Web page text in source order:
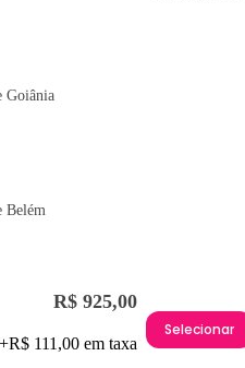
Goiânia
Belém
R$ 925,00
+R$ 111,00 em taxa
Selecionar